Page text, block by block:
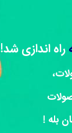
راه اندازی شد!
بله !